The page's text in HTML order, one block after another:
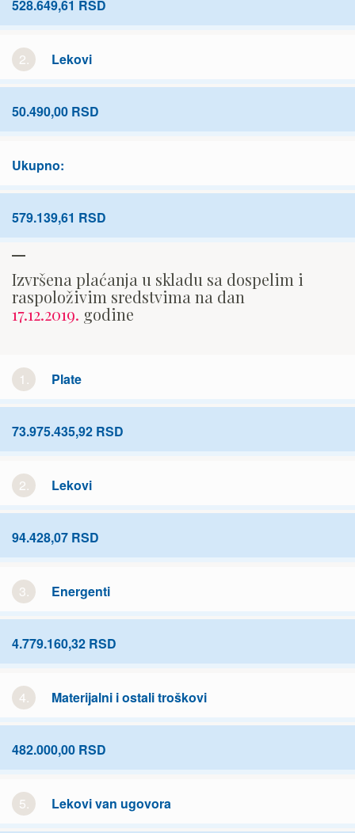
528.649,61 RSD
2. Lekovi
50.490,00 RSD
Ukupno:
579.139,61 RSD
Izvršena plaćanja u skladu sa dospelim i
raspoloživim sredstvima na dan
17.12.2019. godine
1. Plate
73.975.435,92 RSD
2. Lekovi
94.428,07 RSD
3. Energenti
4.779.160,32 RSD
4. Materijalni i ostali troškovi
482.000,00 RSD
5. Lekovi van ugovora